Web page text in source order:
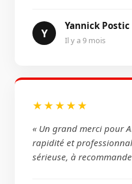
Y
Yannick Postic
Il y a 9 mois
★★★★★
« Un grand merci pour
rapidité et
sérieuse, à